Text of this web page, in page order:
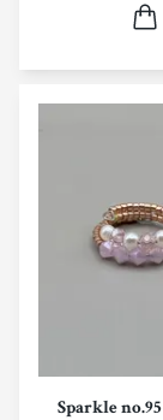
Sparkle no.95